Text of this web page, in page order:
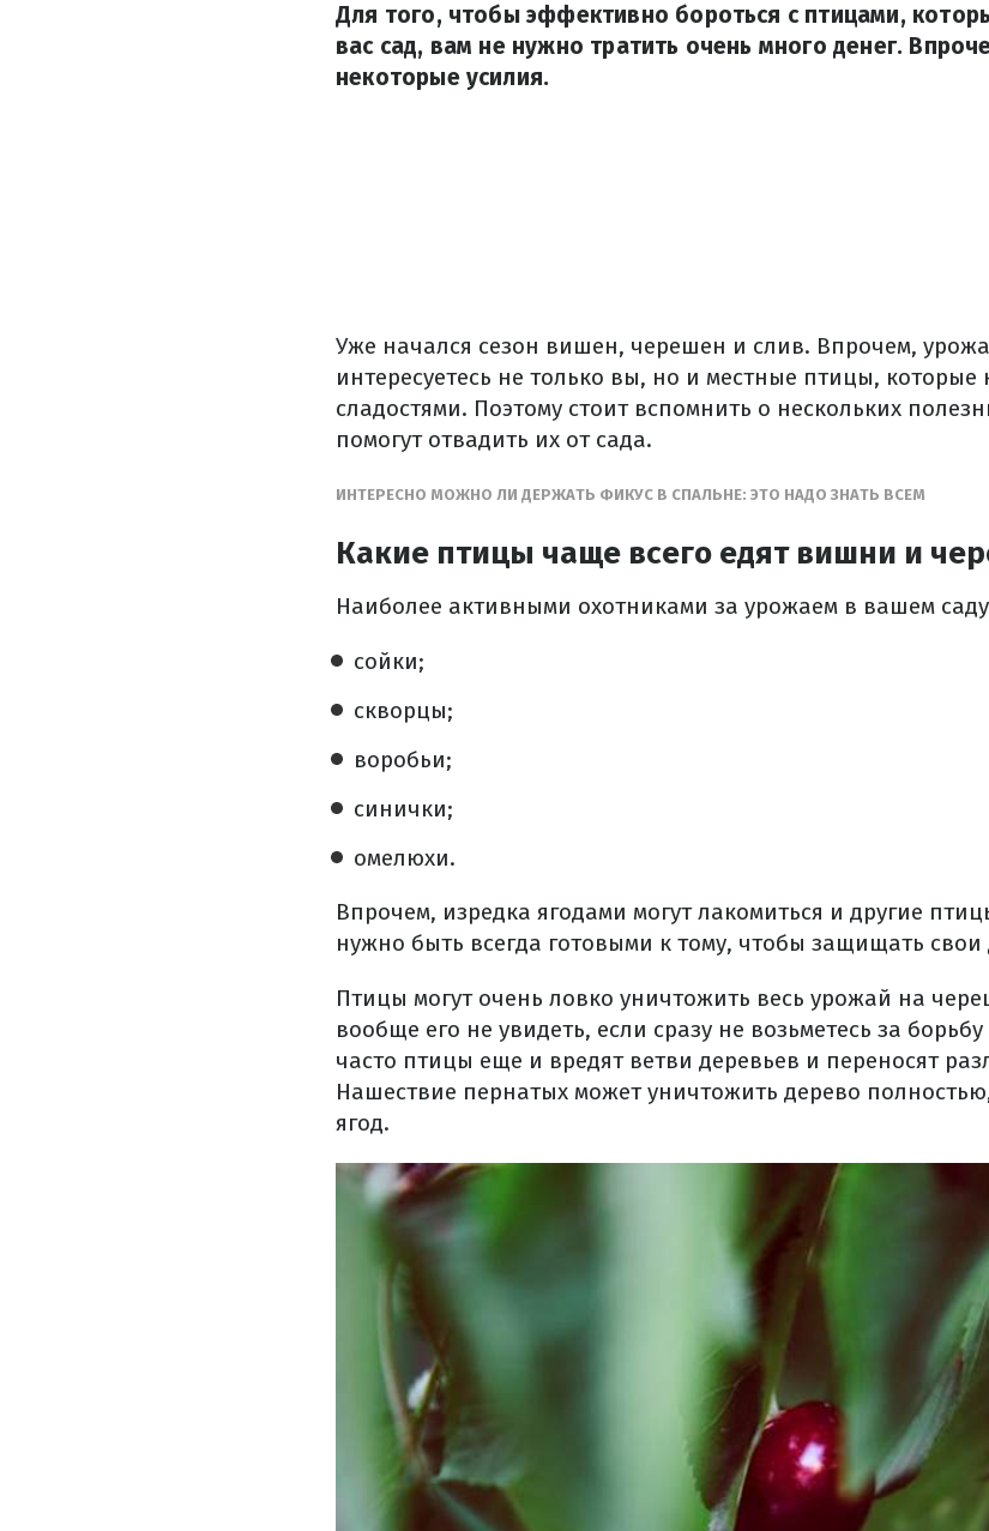
Для того, чтобы эффективно бороться с птицами,
вас сад, вам не нужно тратить очень много денег.
некоторые усилия.
Уже начался сезон вишен, черешен и слив. Впрочем,
интересуетесь не только вы, но и местные птицы, которые
сладостями. Поэтому стоит вспомнить о нескольких
помогут отвадить их от сада.
ИНТЕРЕСНО МОЖНО ЛИ ДЕРЖАТЬ ФИКУС В СПАЛЬНЕ: ЭТО НАДО ЗНАТЬ ВСЕМ
Какие птицы чаще всего едят вишни и
Наиболее активными охотниками за урожаем в вашем
сойки;
скворцы;
воробьи;
синички;
омелюхи.
Впрочем, изредка ягодами могут лакомиться и другие
нужно быть всегда готовыми к тому, чтобы защищать свои
Птицы могут очень ловко уничтожить весь урожай на
вообще его не увидеть, если сразу не возьметесь за
часто птицы еще и вредят ветви деревьев и переносят
Нашествие пернатых может уничтожить дерево
ягод.